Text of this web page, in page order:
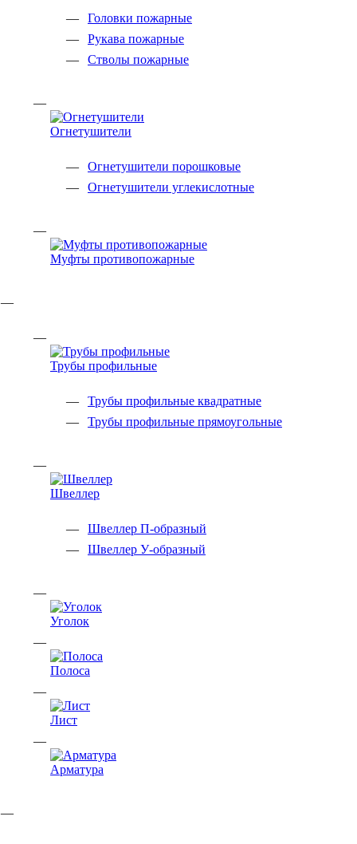
Головки пожарные
Рукава пожарные
Стволы пожарные
Огнетушители
Огнетушители порошковые
Огнетушители углекислотные
Муфты противопожарные
Трубы профильные
Трубы профильные квадратные
Трубы профильные прямоугольные
Швеллер
Швеллер П-образный
Швеллер У-образный
Уголок
Полоса
Лист
Арматура